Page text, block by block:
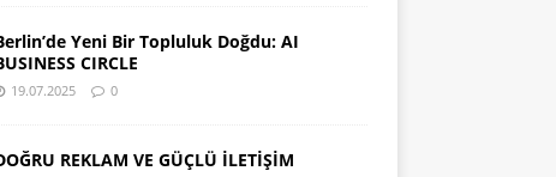
Yeni Bir Topluluk Doğdu: AI
CIRCLE
19.07.2025 0
REKLAM VE GÜÇLÜ İLETİŞİM